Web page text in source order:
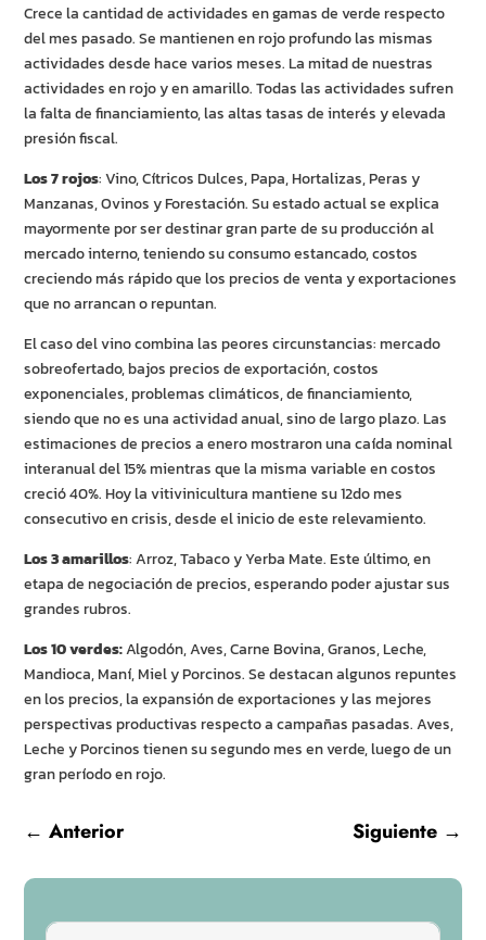
Crece la cantidad de actividades en gamas de verde respecto
del mes pasado. Se mantienen en rojo profundo las mismas
actividades desde hace varios meses. La mitad de nuestras
actividades en rojo y en amarillo. Todas las actividades sufren
la falta de financiamiento, las altas tasas de interés y elevada
presión fiscal.
Los 7 rojos: Vino, Cítricos Dulces, Papa, Hortalizas, Peras y
Manzanas, Ovinos y Forestación. Su estado actual se explica
mayormente por ser destinar gran parte de su producción al
mercado interno, teniendo su consumo estancado, costos
creciendo más rápido que los precios de venta y exportaciones
que no arrancan o repuntan.
El caso del vino combina las peores circunstancias: mercado
sobreofertado, bajos precios de exportación, costos
exponenciales, problemas climáticos, de financiamiento,
siendo que no es una actividad anual, sino de largo plazo. Las
estimaciones de precios a enero mostraron una caída nominal
interanual del 15% mientras que la misma variable en costos
creció 40%. Hoy la vitivinicultura mantiene su 12do mes
consecutivo en crisis, desde el inicio de este relevamiento.
Los 3 amarillos: Arroz, Tabaco y Yerba Mate. Este último, en
etapa de negociación de precios, esperando poder ajustar sus
grandes rubros.
Los 10 verdes:Algodón, Aves, Carne Bovina, Granos, Leche,
Mandioca, Maní, Miel y Porcinos. Se destacan algunos repuntes
en los precios, la expansión de exportaciones y las mejores
perspectivas productivas respecto a campañas pasadas. Aves,
Leche y Porcinos tienen su segundo mes en verde, luego de un
gran período en rojo.
←Anterior Siguiente→